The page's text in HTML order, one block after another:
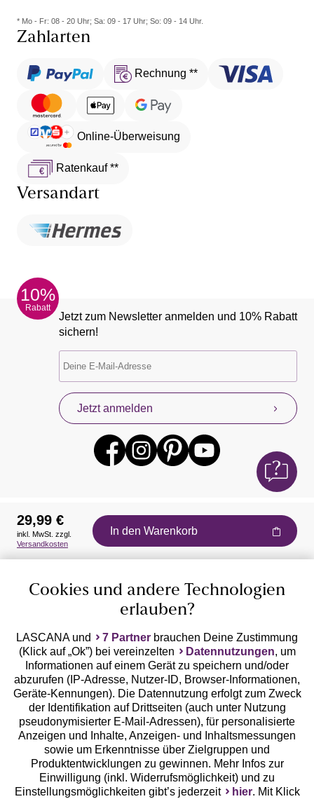
* Mo - Fr: 08 - 20 Uhr; Sa: 09 - 17 Uhr; So: 09 - 14 Uhr.
Zahlarten
Rechnung **
Online-Überweisung
Ratenkauf **
Versandart
10%
Rabatt
Jetzt zum Newsletter anmelden und 10% Rabatt
sichern!
Jetzt anmelden
Auszeichnungen
Geprüfte Sicherheit
Unsere Apps
29,99 €
inkl. MwSt. zzgl.
Versandkosten
In den Warenkorb
Cookies und andere Technologien
erlauben?
LASCANA und 7 Partner brauchen Deine Zustimmung
(Klick auf „Ok”) bei vereinzelten
Datennutzungen, um
Informationen auf einem Gerät zu speichern und/oder
abzurufen (IP-Adresse, Nutzer-ID, Browser-Informationen,
Geräte-Kennungen). Die Datennutzung erfolgt zum Zweck
der Identifikation auf Drittseiten (auch unter Nutzung
pseudonymisierter E-Mail-Adressen), für personalisierte
Anzeigen und Inhalte, Anzeigen- und Inhaltsmessungen
sowie um Erkenntnisse über Zielgruppen und
Produktentwicklungen zu gewinnen. Mehr Infos zur
Einwilligung (inkl. Widerrufsmöglichkeit) und zu
Einstellungsmöglichkeiten gibt’s jederzeit
hier. Mit Klick